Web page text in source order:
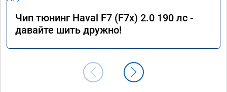
Чип тюнинг Haval F7 (F7x) 2.0 190 лс -
давайте шить дружно!